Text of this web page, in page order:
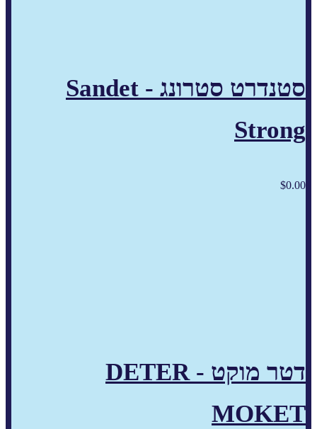
סטנדרט סטרונג - Sandet
Strong
$0.00
דטר מוקט - DETER
MOKET